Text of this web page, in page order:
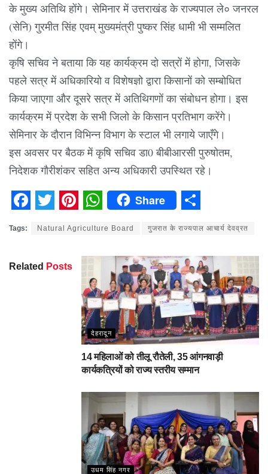
00:00
के मुख्य अतिथि होंगे। सेमिनार में उत्तराखंड के राज्यपाल ले० जनरल
(सेनि) गुरमीत सिंह एवम् मुख्यमंत्री पुष्कर सिंह धामी भी सम्मलित
होंगे।
कृषि सचिव ने बताया कि यह कार्यक्रम दो सत्रों में होगा, जिसके
पहले सत्र में अधिकारियो व विशेषज्ञो द्वारा किसानों को सम्बोधित
किया जाएगा और दूसरे सत्र में अतिथिगणों का संबोधन होगा। इस
कार्यक्रम में प्रदेश के सभी जिलो के किसान प्रतिभाग करेंगे।
सेमिनार के दौरान विभिन्न विभाग के स्टाल भी लगाये जाएँगे।
इस अवसर पर बैठक में कृषि सचिव डा0 बीबीआरसी पुरुषोतम,
निदेशक गौरीशंकर सहित अन्य अधिकारी उपस्थित रहे।
WhatsApp
Share
Share
Tags: Natural Agriculture Board गुजरात के राज्यपाल आचार्य देवव्रत
Related Posts
देहरादून
14 महिलाओं को तीलू रौतेली, 35 आंगनवाड़ी
कार्यकत्रियों को राज्य स्तरीय सम्मान
उधम सिंह नगर